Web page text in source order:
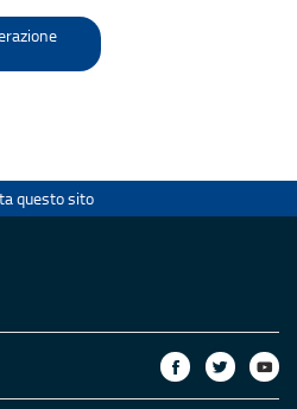
questo sito